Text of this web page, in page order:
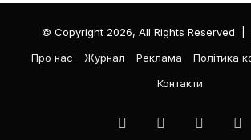
e
k
e
T
л
е
р
© Copyright 2026, All Rights Reserved |
Про нас
Журнал Реклама
Політика
Контакти
FacebookLinkedIn